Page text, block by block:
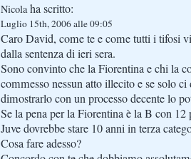
Nicolaha scritto:
Luglio 15th, 2006 alle 09:05
Caro David, come te e come tutti i tifosi
dalla sentenza di ieri sera.
Sono convinto che la Fiorentina e chi la
commesso nessun atto illecito e se solo
dimostrarlo con un processo decente lo
Se la pena per la Fiorentina è la B con
Juve dovrebbe stare 10 anni in terza
Cosa fare adesso?